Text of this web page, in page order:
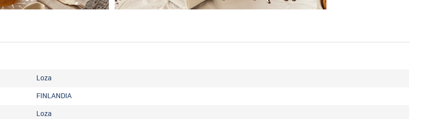
Loza
FINLANDIA
Loza